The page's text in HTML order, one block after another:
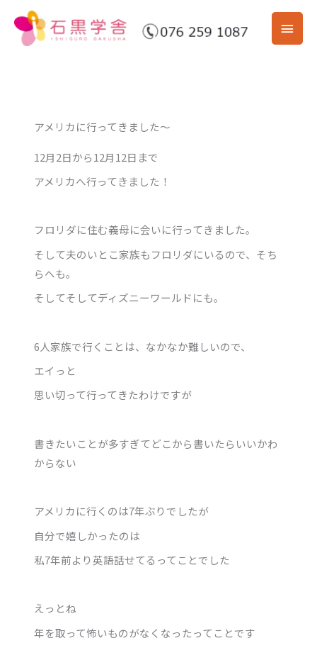
メ
イ
アメリカに行ってきました～
12月2日から12月12日まで
アメリカへ行ってきました！
フロリダに住む義母に会いに行ってきました。
そして夫のいとこ家族もフロリダにいるので、そち
らへも。
そしてそしてディズニーワールドにも。
6人家族で行くことは、なかなか難しいので、
エイっと
思い切って行ってきたわけですが
書きたいことが多すぎてどこから書いたらいいかわ
からない
アメリカに行くのは7年ぶりでしたが
自分で嬉しかったのは
私7年前より英語話せてるってことでした
えっとね
年を取って怖いものがなくなったってことです